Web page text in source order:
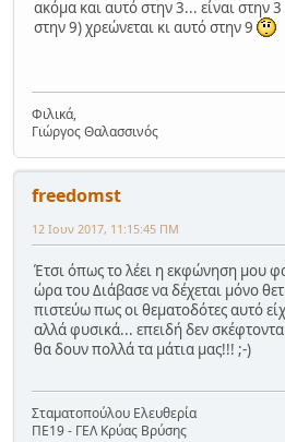
ακόμα και αυτό στην 3... είναι στην
στην 9) χρεώνεται κι αυτό στην 9
Φιλικά,
Γιώργος Θαλασσινός
freedomst
12 Ιουν 2017, 11:15:45 ΠΜ
Έτσι όπως το λέει η εκφώνηση μου
ώρα του Διάβασε να δέχεται μόνο
πιστεύω πως οι θεματοδότες αυτό
αλλά φυσικά... επειδή δεν
θα δουν πολλά τα μάτια μας!!! ;-)
Σταματοπούλου Ελευθερία
ΠΕ19 - ΓΕΛ Κρύας Βρύσης